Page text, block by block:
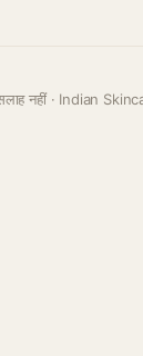
नहीं · Indian